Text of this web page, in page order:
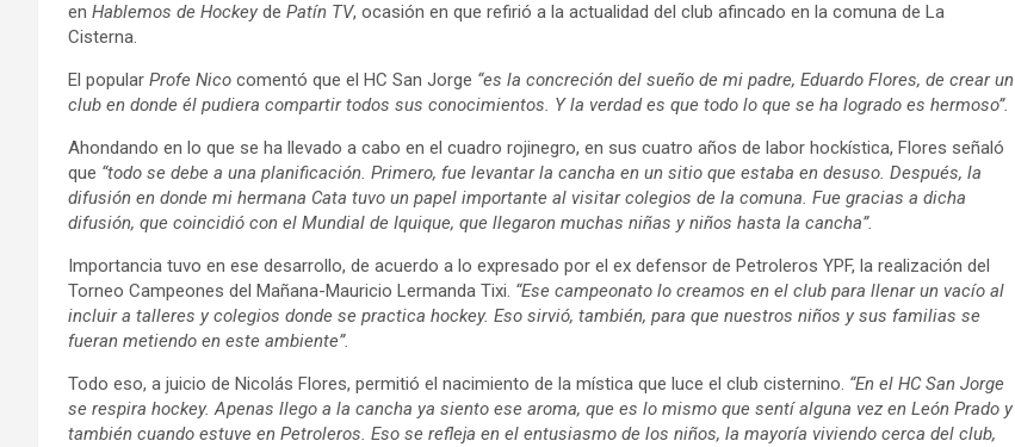
en Hablemos de Hockey de Patín TV, ocasión en que refirió a la actualidad del club afincado en la comuna de La
Cisterna.
El popular Profe Nico comentó que el HC San Jorge “es la concreción del sueño de mi padre, Eduardo Flores, de crear un
club en donde él pudiera compartir todos sus conocimientos. Y la verdad es que todo lo que se ha logrado es hermoso”.
Ahondando en lo que se ha llevado a cabo en el cuadro rojinegro, en sus cuatro años de labor hockística, Flores señaló
que “todo se debe a una planificación. Primero, fue levantar la cancha en un sitio que estaba en desuso. Después, la
difusión en donde mi hermana Cata tuvo un papel importante al visitar colegios de la comuna. Fue gracias a dicha
difusión, que coincidió con el Mundial de Iquique, que llegaron muchas niñas y niños hasta la cancha”.
Importancia tuvo en ese desarrollo, de acuerdo a lo expresado por el ex defensor de Petroleros YPF, la realización del
Torneo Campeones del Mañana-Mauricio Lermanda Tixi. “Ese campeonato lo creamos en el club para llenar un vacío al
incluir a talleres y colegios donde se practica hockey. Eso sirvió, también, para que nuestros niños y sus familias se
fueran metiendo en este ambiente”.
Todo eso, a juicio de Nicolás Flores, permitió el nacimiento de la mística que luce el club cisternino. “En el HC San Jorge
se respira hockey. Apenas llego a la cancha ya siento ese aroma, que es lo mismo que sentí alguna vez en León Prado y
también cuando estuve en Petroleros. Eso se refleja en el entusiasmo de los niños, la mayoría viviendo cerca del club,